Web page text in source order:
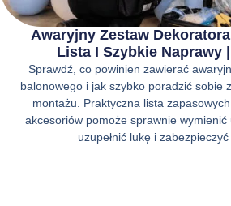
Awaryjny Zestaw
Lista I Szybkie Naprawy
Sprawdź, co powinien zawierać
balonowego i jak szybko poradzić sobie
montażu. Praktyczna lista
akcesoriów pomoże sprawnie wymienić
uzupełnić lukę i zabezpieczyć